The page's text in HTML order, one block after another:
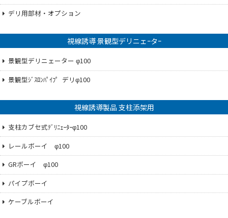
デリ用部材・オプション
視線誘導 景観型デリニェｰタｰ
景観型デリニェーター φ100
景観型ｼﾞｽﾛﾝﾊﾟｲﾌ゜デリφ100
視線誘導製品 支柱添架用
支柱カブセ式ﾃﾞﾘﾆｪｰﾀｰφ100
レールボーイ φ100
GRボーイ φ100
パイプボーイ
ケーブルボーイ